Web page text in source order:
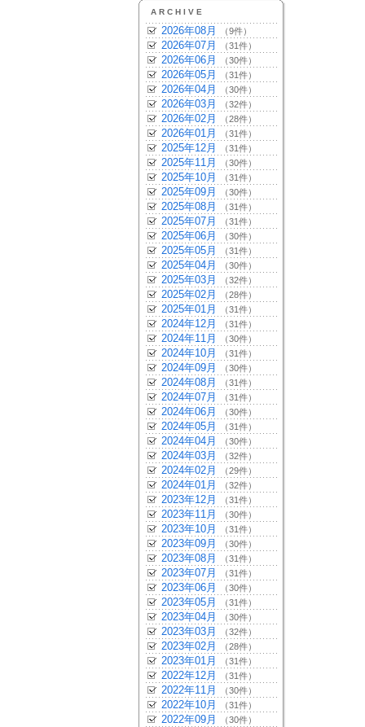
ARCHIVE
2026年08月 （9件）
2026年07月 （31件）
2026年06月 （30件）
2026年05月 （31件）
2026年04月 （30件）
2026年03月 （32件）
2026年02月 （28件）
2026年01月 （31件）
2025年12月 （31件）
2025年11月 （30件）
2025年10月 （31件）
2025年09月 （30件）
2025年08月 （31件）
2025年07月 （31件）
2025年06月 （30件）
2025年05月 （31件）
2025年04月 （30件）
2025年03月 （32件）
2025年02月 （28件）
2025年01月 （31件）
2024年12月 （31件）
2024年11月 （30件）
2024年10月 （31件）
2024年09月 （30件）
2024年08月 （31件）
2024年07月 （31件）
2024年06月 （30件）
2024年05月 （31件）
2024年04月 （30件）
2024年03月 （32件）
2024年02月 （29件）
2024年01月 （32件）
2023年12月 （31件）
2023年11月 （30件）
2023年10月 （31件）
2023年09月 （30件）
2023年08月 （31件）
2023年07月 （31件）
2023年06月 （30件）
2023年05月 （31件）
2023年04月 （30件）
2023年03月 （32件）
2023年02月 （28件）
2023年01月 （31件）
2022年12月 （31件）
2022年11月 （30件）
2022年10月 （31件）
2022年09月 （30件）